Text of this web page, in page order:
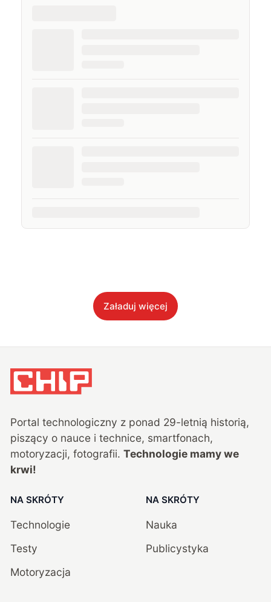
Załaduj więcej
Portal technologiczny z ponad 29-letnią historią,
piszący o nauce i technice, smartfonach,
motoryzacji, fotografii. Technologie mamy we
krwi!
NA SKRÓTY
Technologie
Testy
Motoryzacja
NA SKRÓTY
Nauka
Publicystyka